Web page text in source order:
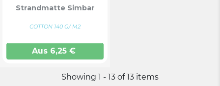
Strandmatte Simbar
COTTON 140 G/ M2
Aus 6,25 €
Showing 1 - 13 of 13 items